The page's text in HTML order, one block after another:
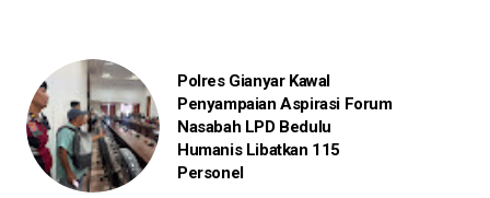
Polres Gianyar Kawal
Penyampaian Aspirasi Forum
Nasabah LPD Bedulu
Humanis Libatkan 115
Personel